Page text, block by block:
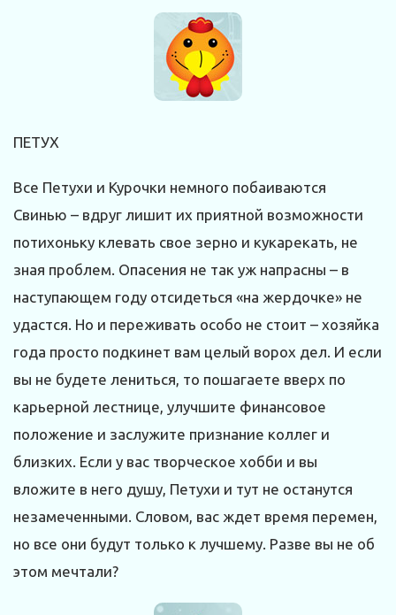
ПЕТУХ
Все Петухи и Курочки немного побаиваются
Свинью – вдруг лишит их приятной возможности
потихоньку клевать свое зерно и кукарекать, не
зная проблем. Опасения не так уж напрасны – в
наступающем году отсидеться «на жердочке» не
удастся. Но и переживать особо не стоит – хозяйка
года просто подкинет вам целый ворох дел. И если
вы не будете лениться, то пошагаете вверх по
карьерной лестнице, улучшите финансовое
положение и заслужите признание коллег и
близких. Если у вас творческое хобби и вы
вложите в него душу, Петухи и тут не останутся
незамеченными. Словом, вас ждет время перемен,
но все они будут только к лучшему. Разве вы не об
этом мечтали?